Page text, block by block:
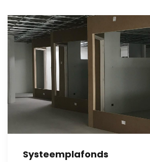
Systeemplafonds